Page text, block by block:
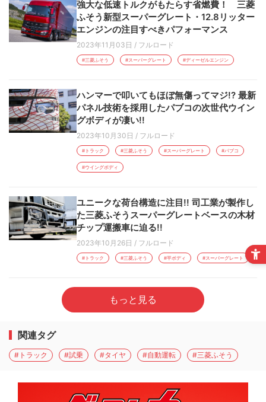
強大な低速トルクがもたらす省燃費！ 三菱
ふそう新型スーパーグレート・12.8リッター
エンジンの注目すべきパフォーマンス
2023年11月03日 / フルロード
#三菱ふそう #スーパーグレート #ディーゼルエンジン
ハンマーで叩いてもほぼ無傷ってマジ!? 最新
パネル技術を採用したパブコの次世代ウイン
グボディが凄い!!
2023年10月30日 / フルロード
#トラック #三菱ふそう #スーパーグレート #パブコ
#ウイングボディ
ユニークな荷台構造に注目!! 司工業が製作し
た三菱ふそうスーパーグレートベースの木材
チップ運搬車に迫る!!
2023年10月26日 / フルロード
#トラック #三菱ふそう #平ボディ #スーパーグレート
もっと見る
関連タグ
#トラック #試乗 #タイヤ #自動運転 #三菱ふそう